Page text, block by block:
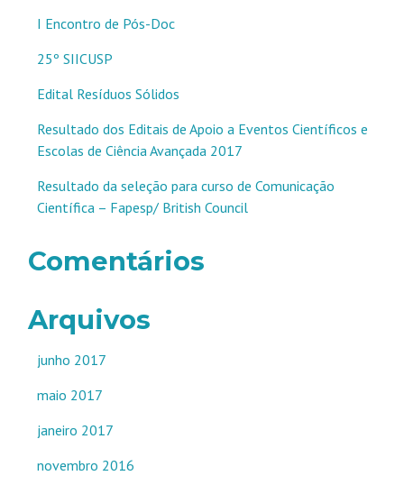
I Encontro de Pós-Doc
25º SIICUSP
Edital Resíduos Sólidos
Resultado dos Editais de Apoio a Eventos Científicos e
Escolas de Ciência Avançada 2017
Resultado da seleção para curso de Comunicação
Científica – Fapesp/ British Council
Comentários
Arquivos
junho 2017
maio 2017
janeiro 2017
novembro 2016